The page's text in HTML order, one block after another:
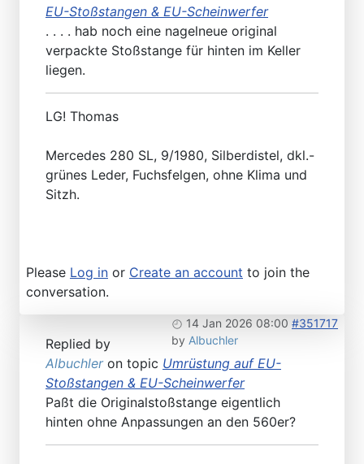
EU-Stoßstangen & EU-Scheinwerfer
. . . . hab noch eine nagelneue original
verpackte Stoßstange für hinten im Keller
liegen.
LG! Thomas
Mercedes 280 SL, 9/1980, Silberdistel, dkl.-
grünes Leder, Fuchsfelgen, ohne Klima und
Sitzh.
Please Log in or Create an account to join the
conversation.
14 Jan 2026 08:00 #351717
by Albuchler
Replied by
Albuchleron topic Umrüstung auf EU-
Stoßstangen & EU-Scheinwerfer
Paßt die Originalstoßstange eigentlich
hinten ohne Anpassungen an den 560er?